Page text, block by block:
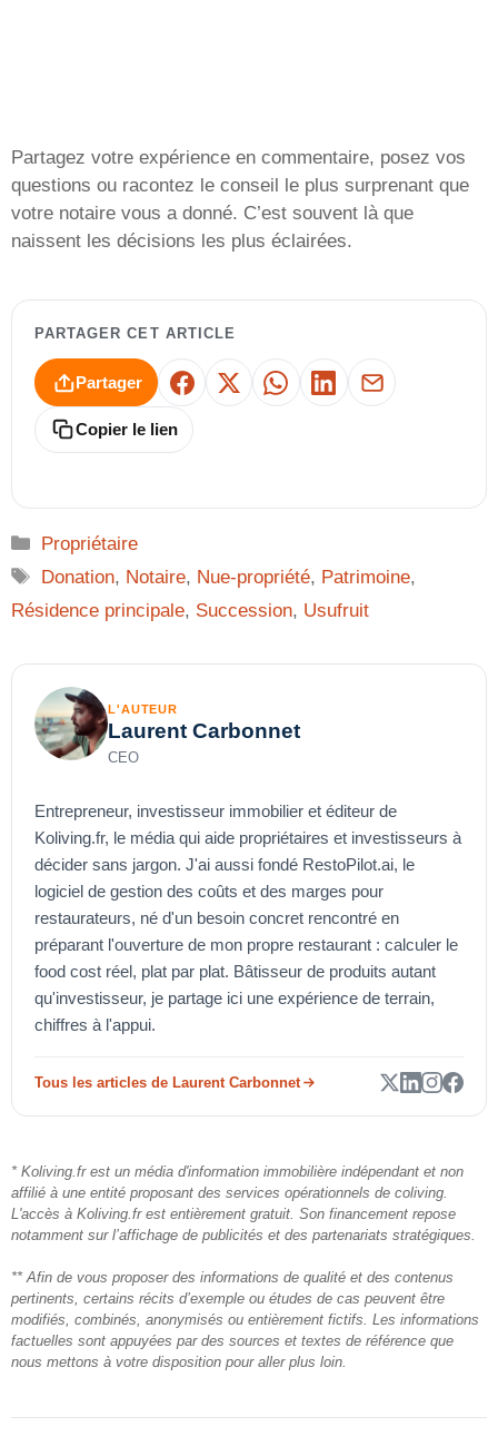
Partagez votre expérience en commentaire, posez vos
questions ou racontez le conseil le plus surprenant que
votre notaire vous a donné. C’est souvent là que
naissent les décisions les plus éclairées.
PARTAGER CET ARTICLE
Partager Facebook
X WhatsAppLinkedInE-mail
Copier le lien
Catégories
Propriétaire
Étiquettes
Donation, Notaire, Nue-propriété, Patrimoine,
Résidence principale, Succession, Usufruit
L'AUTEUR
Laurent Carbonnet
CEO
Entrepreneur, investisseur immobilier et éditeur de
Koliving.fr, le média qui aide propriétaires et investisseurs à
décider sans jargon. J'ai aussi fondé RestoPilot.ai, le
logiciel de gestion des coûts et des marges pour
restaurateurs, né d'un besoin concret rencontré en
préparant l'ouverture de mon propre restaurant : calculer le
food cost réel, plat par plat. Bâtisseur de produits autant
qu'investisseur, je partage ici une expérience de terrain,
chiffres à l'appui.
Tous les articles de Laurent Carbonnet
* Koliving.fr est un média d'information immobilière indépendant et non
affilié à une entité proposant des services opérationnels de coliving.
L'accès à Koliving.fr est entièrement gratuit. Son financement repose
notamment sur l’affichage de publicités et des partenariats stratégiques.
** Afin de vous proposer des informations de qualité et des contenus
pertinents, certains récits d’exemple ou études de cas peuvent être
modifiés, combinés, anonymisés ou entièrement fictifs. Les informations
factuelles sont appuyées par des sources et textes de référence que
nous mettons à votre disposition pour aller plus loin.